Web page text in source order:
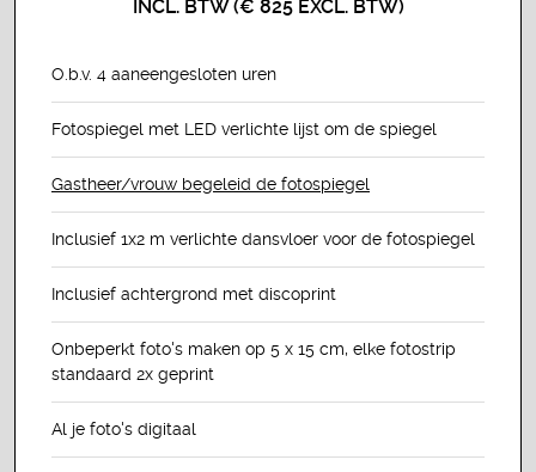
INCL. BTW (€ 825 EXCL. BTW)
O.b.v. 4 aaneengesloten uren
Fotospiegel met LED verlichte lijst om de spiegel
Gastheer/vrouw begeleid de fotospiegel
Inclusief 1x2 m verlichte dansvloer voor de fotospiegel
Inclusief achtergrond met discoprint
Onbeperkt foto's maken op 5 x 15 cm, elke fotostrip
standaard 2x geprint
Al je foto's digitaal